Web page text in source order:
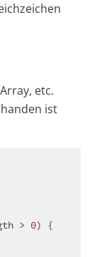
etc.
ist
> 0) {